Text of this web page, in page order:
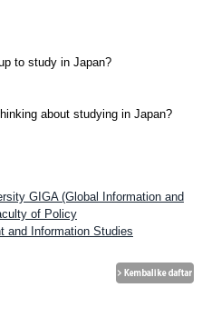
to study in Japan?
about studying in Japan?
GIGA (Global Information and
of Policy
and Information Studies